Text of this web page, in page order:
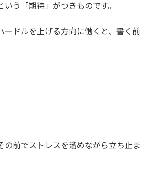
う「期待」がつきものです。
ードルを上げる方向に働くと、書く前
前でストレスを溜めながら立ち止ま